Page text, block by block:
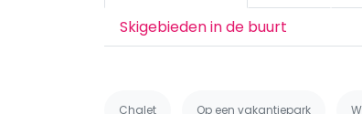
Skigebieden in de buurt
Chalet Op een vakantiepark